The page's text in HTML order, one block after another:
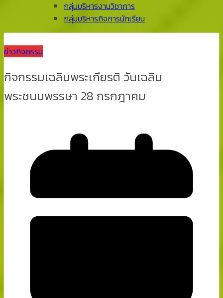
กลุ่มบริหารงานวิชาการ
กลุ่มบริหารกิจการนักเรียน
ข่าวกิจกรรม
กิจกรรมเฉลิมพระเกียรติ วันเฉลิม
พระชนมพรรษา 28 กรกฎาคม